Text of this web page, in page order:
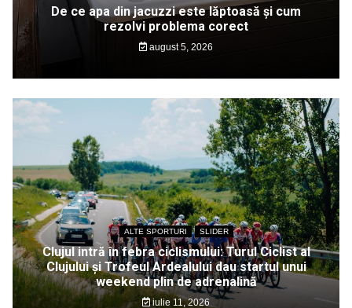
De ce apa din jacuzzi este lăptoasă și cum
rezolvi problema corect
august 5, 2026
ALTE SPORTURI SLIDER
Clujul intră în febra ciclismului: Turul Ciclist al
Clujului și Trofeul Ardealului dau startul unui
weekend plin de adrenalină
iulie 11, 2026